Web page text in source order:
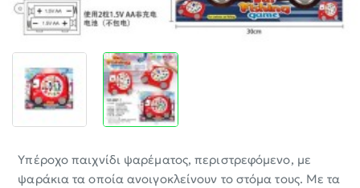
Υπέροχο παιχνίδι ψαρέματος, περιστρεφόμενο, με
ψαράκια τα οποία ανοιγοκλείνουν το στόμα τους. Με τα